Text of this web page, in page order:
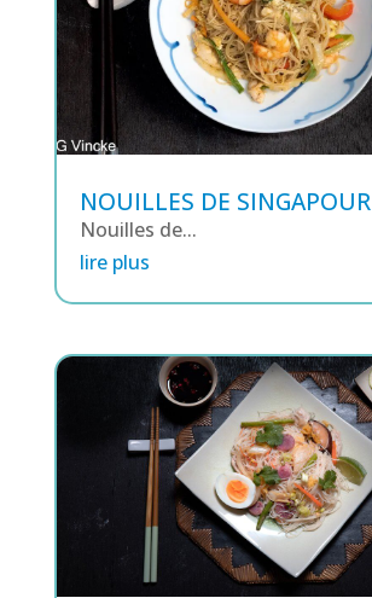
NOUILLES DE SINGAPOUR
Nouilles de...
lire plus